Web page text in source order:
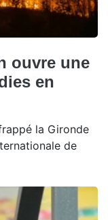
ouvre une
en
la Gironde
de